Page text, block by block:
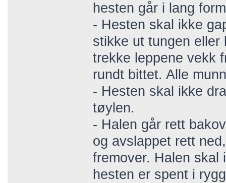
hesten går i lang
- Hesten skal ikke
stikke ut tungen
trekke leppene vekk
rundt bittet. Alle
- Hesten skal ikke
tøylen.
- Halen går rett
og avslappet rett
fremover. Halen skal
hesten er spent i